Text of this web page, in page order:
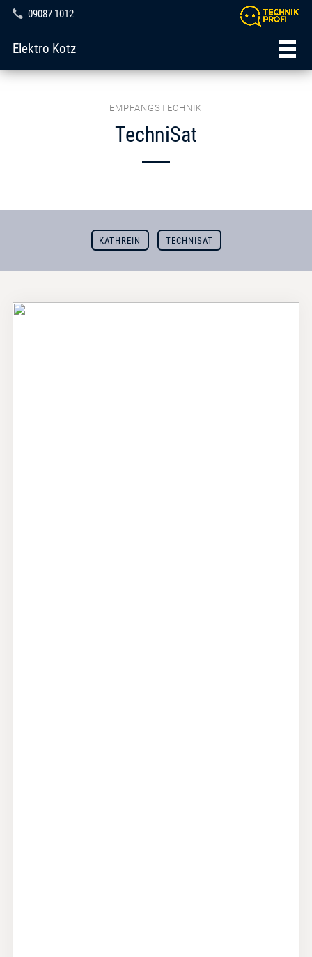
09087 1012
Elektro Kotz
EMPFANGSTECHNIK
TechniSat
KATHREIN TECHNISAT